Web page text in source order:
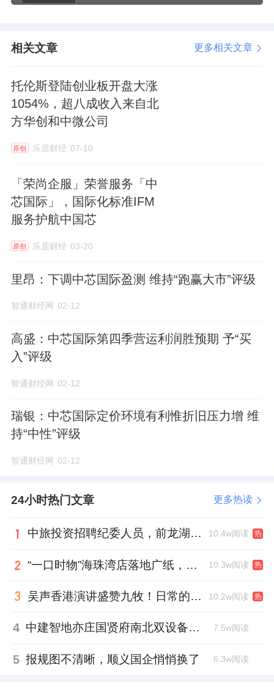
相关产品：半导体产业ETF(159582)
级，具体销售以各代销机构评级为准）
来源：有连云
相关文章 更多相关文章
托伦斯登陆创业板开盘大涨
1054%，超八成收入来自北
方华创和中微公司
原创 乐居财经 07-10
「荣尚企服」荣誉服务「中
芯国际」，国际化标准IFM
服务护航中国芯
原创 乐居财经 03-20
里昂：下调中芯国际盈测 维持“跑赢大市”评级
智通财经网 02-12
高盛：中芯国际第四季营运利润胜预期 予“买
入”评级
智通财经网 02-12
瑞银：中芯国际定价环境有利惟折旧压力增 维
持“中性”评级
智通财经网 02-12
24小时热门文章 更多热读
中旅投资招聘纪委人员，前龙湖副总裁胡若翔掌舵 10.4w阅读 热
“一口时物”海珠湾店落地广纸，越秀地产以“新鲜现制”商业新场景打造社区高品质生活 10.3w阅读 热
吴声香港演讲盛赞九牧！日常的小锚点变成科技突破点！ 10.2w阅读 热
4 中建智地亦庄国贤府南北双设备平台，得房率创区域新高 7.5w阅读
5 报规图不清晰，顺义国企悄悄换了 6.3w阅读